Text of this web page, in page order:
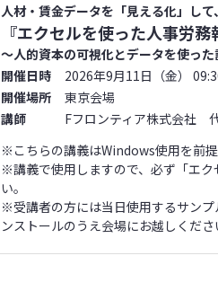
人材・賃金データを「見える化」し
『エクセルを使った人事労務
～人的資本の可視化とデータを使っ
開催日時
2026年9月11日（金）
開催場所
東京会場
講師
Fフロンティア株式会社
※こちらの講義はWindows使用を前提
※講義で使用しますので、必ず「エ
い。
※受講者の方には当日使用するサン
ンストールのうえ会場にお越しくださ